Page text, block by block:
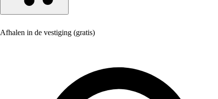
Afhalen in de vestiging (gratis)